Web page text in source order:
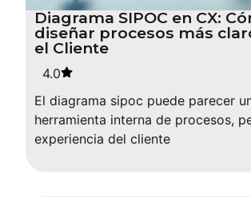
Diagrama SIPOC en CX:
diseñar procesos más
el Cliente
4.0
El diagrama sipoc puede parecer
herramienta interna de procesos,
experiencia del cliente